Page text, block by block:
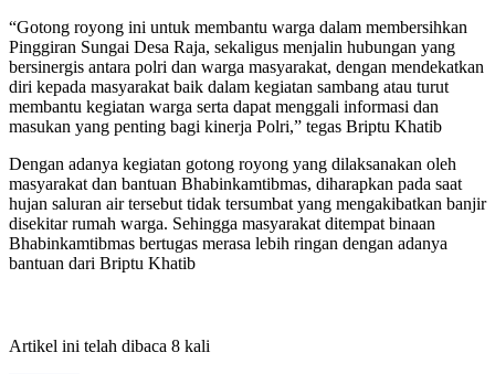
“Gotong royong ini untuk membantu warga dalam membersihkan
Pinggiran Sungai Desa Raja, sekaligus menjalin hubungan yang
bersinergis antara polri dan warga masyarakat, dengan mendekatkan
diri kepada masyarakat baik dalam kegiatan sambang atau turut
membantu kegiatan warga serta dapat menggali informasi dan
masukan yang penting bagi kinerja Polri,” tegas Briptu Khatib
Dengan adanya kegiatan gotong royong yang dilaksanakan oleh
masyarakat dan bantuan Bhabinkamtibmas, diharapkan pada saat
hujan saluran air tersebut tidak tersumbat yang mengakibatkan banjir
disekitar rumah warga. Sehingga masyarakat ditempat binaan
Bhabinkamtibmas bertugas merasa lebih ringan dengan adanya
bantuan dari Briptu Khatib
Artikel ini telah dibaca 8 kali